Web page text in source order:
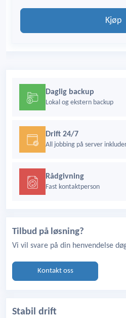
Kjøp
Daglig backup
Lokal og ekstern backup
Drift 24/7
All jobbing på server
Rådgivning
Fast kontaktperson
Tilbud på løsning?
Vi vil svare på din henvendelse
Kontakt oss
Stabil drift